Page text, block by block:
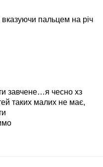
пальцем на річ
завчене…я чесно хз
таких малих не має,